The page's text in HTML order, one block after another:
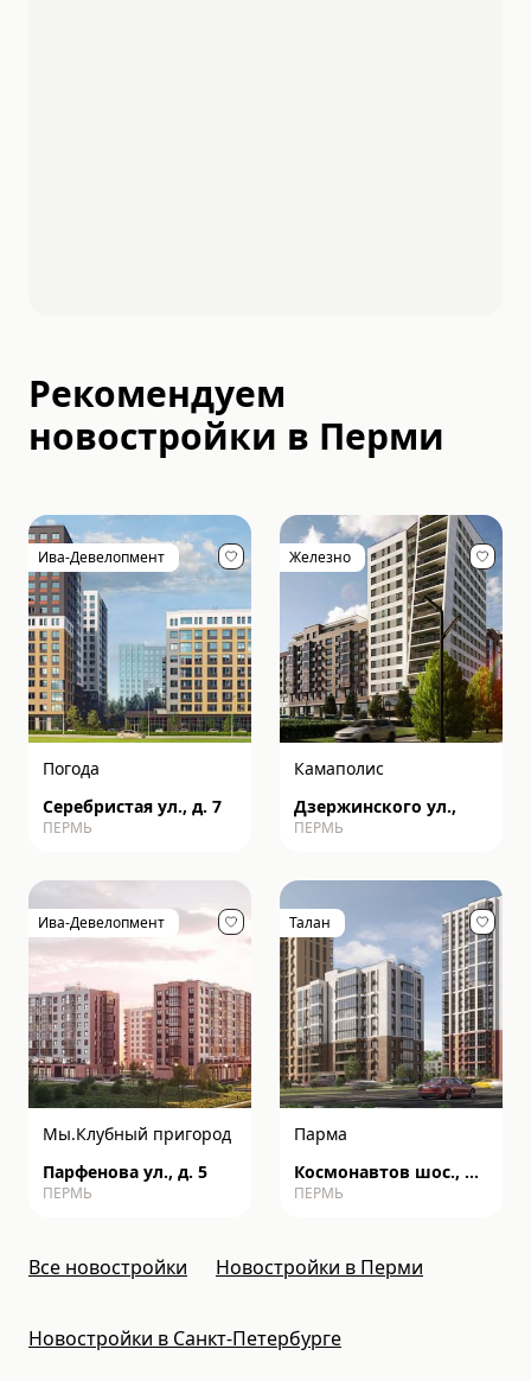
Рекомендуем
новостройки в Перми
Ива-Девелопмент
Погода
Серебристая ул., д. 7
ПЕРМЬ
Железно
Камаполис
Дзержинского ул.,
ПЕРМЬ
Ива-Девелопмент
Мы.Клубный пригород
Парфенова ул., д. 5
ПЕРМЬ
Талан
Парма
Космонавтов шос., д.
162к
ПЕРМЬ
Все новостройки Новостройки в Перми
Новостройки в Санкт-Петербурге